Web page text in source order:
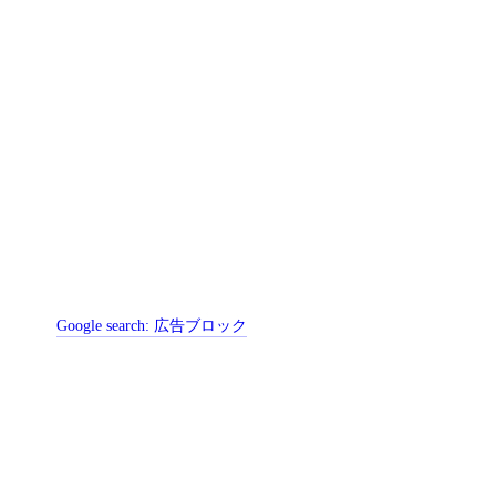
Google search: 広告ブロック